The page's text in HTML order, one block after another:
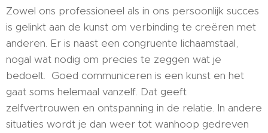
Zowel ons professioneel als in ons persoonlijk succes
is gelinkt aan de kunst om verbinding te creëren met
anderen. Er is naast een congruente lichaamstaal,
nogal wat nodig om precies te zeggen wat je
bedoelt. Goed communiceren is een kunst en het
gaat soms helemaal vanzelf. Dat geeft
zelfvertrouwen en ontspanning in de relatie. In andere
situaties wordt je dan weer tot wanhoop gedreven